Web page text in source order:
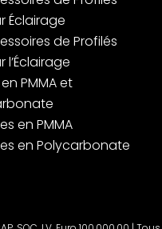
Éclairage
de Profilés
l’Éclairage
PMMA et
en PMMA
en Polycarbonate